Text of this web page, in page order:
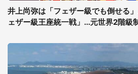
井上尚弥は「フェザー級でも倒せる
ェザー級王座統一戦」...元世界2階級